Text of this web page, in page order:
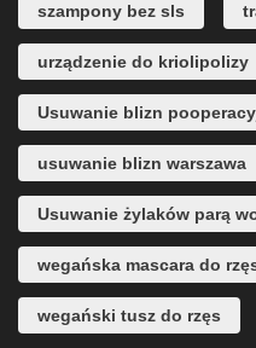
szampony bez sls
urządzenie do kriolipolizy
Usuwanie blizn
usuwanie blizn warszawa
Usuwanie żylaków parą
wegańska mascara do
wegański tusz do rzęs